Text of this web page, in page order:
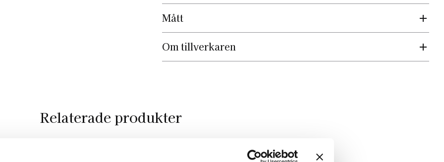
Mått
Om tillverkaren
Relaterade produkter